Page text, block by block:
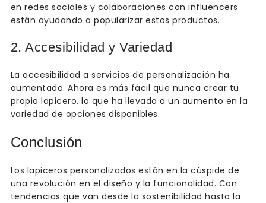
en redes sociales y colaboraciones con influencers
están ayudando a popularizar estos productos.
2. Accesibilidad y Variedad
La accesibilidad a servicios de personalización ha
aumentado. Ahora es más fácil que nunca crear tu
propio lapicero, lo que ha llevado a un aumento en la
variedad de opciones disponibles.
Conclusión
Los lapiceros personalizados están en la cúspide de
una revolución en el diseño y la funcionalidad. Con
tendencias que van desde la sostenibilidad hasta la